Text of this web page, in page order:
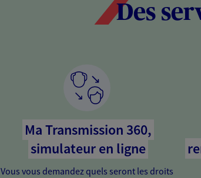
Des
Ma Transmission 360,
simulateur en ligne
Vous vous demandez quels seront les droits